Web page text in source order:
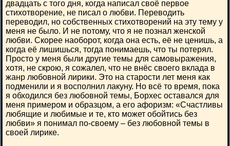
двадцать с того дня, когда написал своё первое
стихотворение, не писал о любви. Переводить
переводил, но собственных стихотворений на эту тему у
меня не было. И не потому, что я не познал женской
любви. Скорее наоборот, когда она есть, её не ценишь, а
когда её лишишься, тогда понимаешь, что ты потерял.
Просто у меня были другие темы для самовыражения,
хотя, не скрою, я сожалел, что не внёс своего вклада в
жанр любовной лирики. Это на старости лет меня как
подменили и я восполнил лакуну. Но всё то время, пока
я обходился без любовной темы, Борхес оставался для
меня примером и образцом, а его афоризм: «Счастливы
любящие и любимые и те, кто может обойтись без
любви» я понимал по-своему – без любовной темы в
своей лирике.